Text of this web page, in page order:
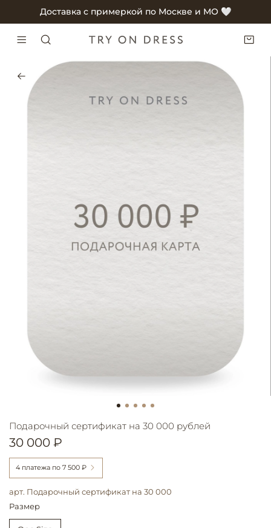
Доставка с примеркой по Москве и МО 🤍
арт. Подарочный сертификат на 30 000
Подарочный сертификат на 30 000 рублей
30 000 ₽
4 платежа по 7 500 ₽
Размер